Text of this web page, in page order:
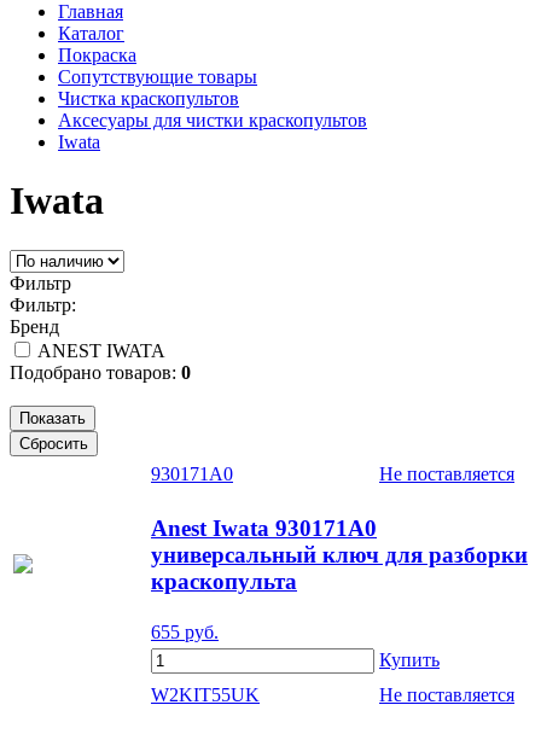
Главная
Каталог
Покраска
Сопутствующие товары
Чистка краскопультов
Аксесуары для чистки краскопультов
Iwata
Iwata
Фильтр
Фильтр:
Бренд
ANEST IWATA
Подобрано товаров: 0
930171A0 Не поставляется
Anest Iwata 930171A0
универсальный ключ для разборки
краскопульта
655 руб.
Купить
W2KIT55UK
Не поставляется